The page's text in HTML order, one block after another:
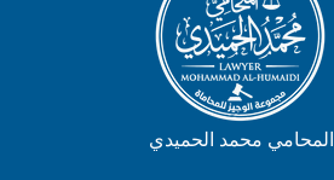
المحامي محمد الحميدي